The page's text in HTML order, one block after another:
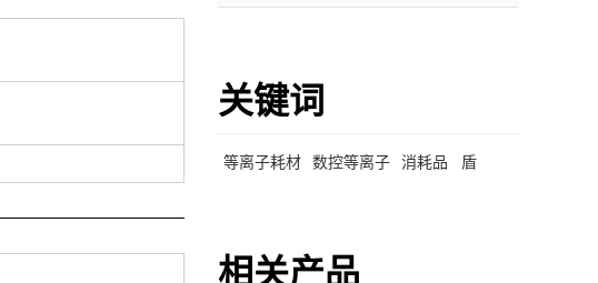
关键词
等离子耗材 数控等离子 消耗品 盾
相关产品